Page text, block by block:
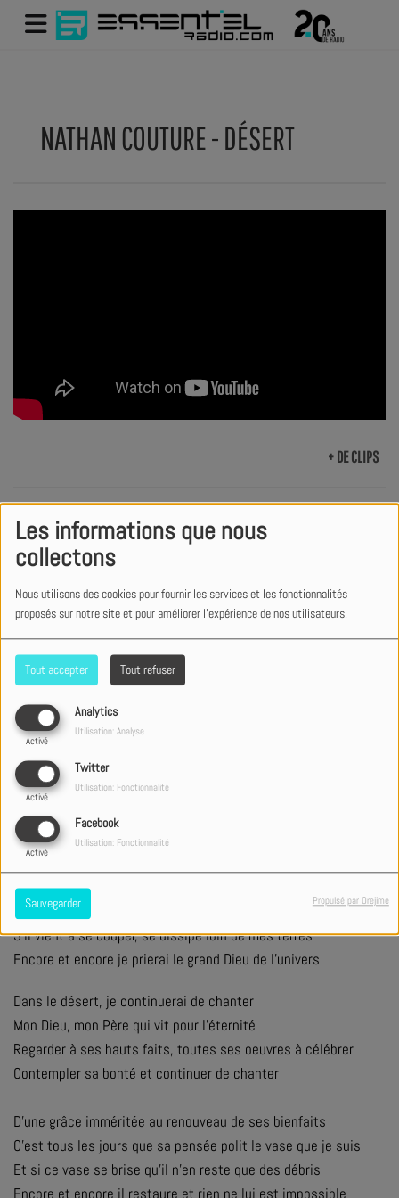
Les informations que nous
collectons
Nous utilisons des cookies pour fournir les services et les fonctionnalités
proposés sur notre site et pour améliorer l'expérience de nos utilisateurs.
Tout accepter Tout refuser
Analytics
Activé
Utilisation: Analyse
Twitter
Activé
Utilisation: Fonctionnalité
Facebook
Activé
Utilisation: Fonctionnalité
Sauvegarder Propulsé par Orejime
NATHAN COUTURE - DÉSERT
+ DE CLIPS
PARTAGER TWEETER
Découvre le nouveau clip "Désert" de Nathan Couture sur
ESSENTIEL radio !
D’une grâce imméritée au renouveau de ses bienfaits
C’est tous les jours que la rosée descend sur la plante que je
suis
Si elle vient à se tarir, s’épuise pour quelques années
Encore et encore espérer en Dieu aux faveurs infinies
C’est tous les jours que son souffle murmure à l’arbre que je
suis
S’il vient à se couper, se dissipe loin de mes terres
Encore et encore je prierai le grand Dieu de l’univers
Dans le désert, je continuerai de chanter
Mon Dieu, mon Père qui vit pour l’éternité
Regarder à ses hauts faits, toutes ses oeuvres à célébrer
Contempler sa bonté et continuer de chanter
D’une grâce imméritée au renouveau de ses bienfaits
C’est tous les jours que sa pensée polit le vase que je suis
Et si ce vase se brise qu’il n’en reste que des débris
Encore et encore il restaure et rien ne lui est impossible